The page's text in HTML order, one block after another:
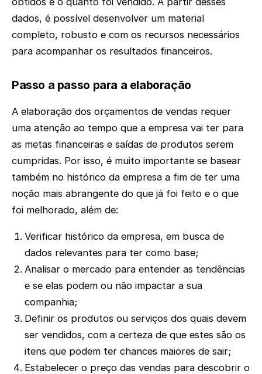
dados, é possível desenvolver um material
completo, robusto e com os recursos necessários
para acompanhar os resultados financeiros.
Passo a passo para a elaboração
A elaboração dos orçamentos de vendas requer
uma atenção ao tempo que a empresa vai ter para
as metas financeiras e saídas de produtos serem
cumpridas. Por isso, é muito importante se basear
também no histórico da empresa a fim de ter uma
noção mais abrangente do que já foi feito e o que
foi melhorado, além de:
Verificar histórico da empresa, em busca de
dados relevantes para ter como base;
Analisar o mercado para entender as tendências
e se elas podem ou não impactar a sua
companhia;
Definir os produtos ou serviços dos quais devem
ser vendidos, com a certeza de que estes são os
itens que podem ter chances maiores de sair;
Estabelecer o preço das vendas para descobrir o